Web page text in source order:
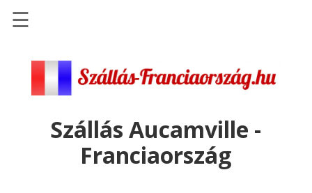
Szállások
Repülőjegy
pénzvisszatérítéssel
☰
Szállás Aucamville -
Franciaország